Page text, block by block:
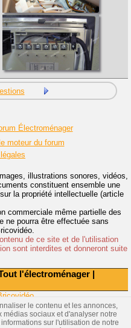
l'électroménager
Électroménager
moteur du forum
illustrations sonores, vidéos,
constituent ensemble une
la propriété intellectuelle (article
commerciale même partielle des
ne pourra être effectuée sans
de ce site et de l'utilisation
sont interdites et donneront suite
le contenu et les annonces,
sociaux et d'analyser notre
sur l'utilisation de notre